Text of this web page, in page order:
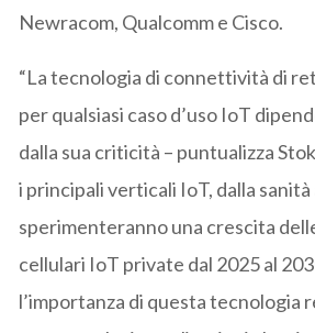
Newracom, Qualcomm e Cisco.
“La tecnologia di connettività di
per qualsiasi caso d’uso IoT
dalla sua criticità – puntualizza
i principali verticali IoT, dalla
sperimenteranno una crescita
cellulari IoT private dal 2025 al
l’importanza di questa tecnologia